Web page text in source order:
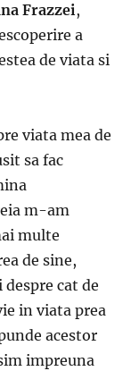
Frazzei,
a
de viata si
viata mea de
sa fac
m-am
multe
de sine,
cat de
in viata prea
acestor
impreuna